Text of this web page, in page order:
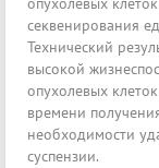
секвенирования
Технический
высокой
опухолевых
времени
необходимости
суспензии.